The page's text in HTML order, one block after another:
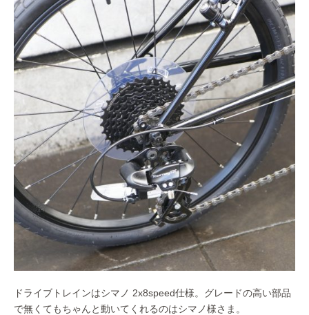
ドライブトレインはシマノ 2x8speed仕様。グレードの高い部品
で無くてもちゃんと動いてくれるのはシマノ様さま。